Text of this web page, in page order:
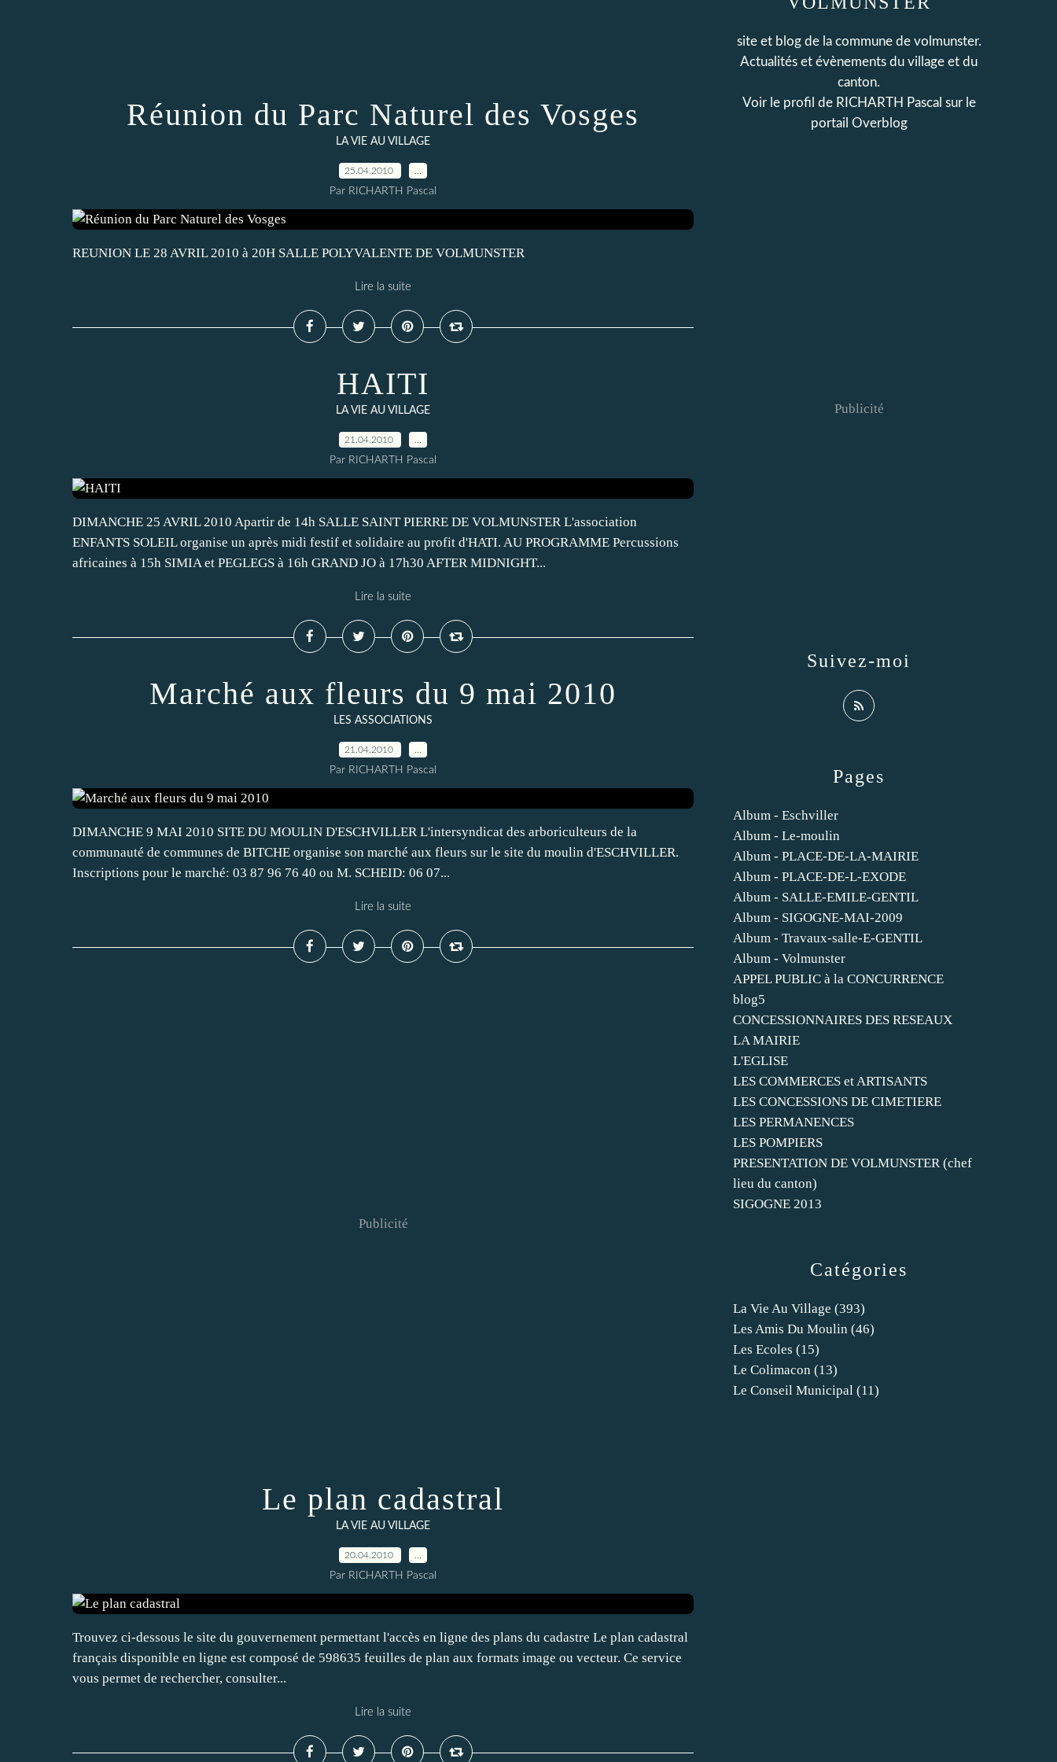
Réunion du Parc Naturel des Vosges
LA VIE AU VILLAGE
25.04.2010
Par RICHARTH Pascal
REUNION LE 28 AVRIL 2010 à 20H SALLE POLYVALENTE DE VOLMUNSTER
Lire la suite
HAITI
LA VIE AU VILLAGE
21.04.2010
Par RICHARTH Pascal
DIMANCHE 25 AVRIL 2010 Apartir de 14h SALLE SAINT PIERRE DE VOLMUNSTER L'association
ENFANTS SOLEIL organise un après midi festif et solidaire au profit d'HATI. AU PROGRAMME Percussions
africaines à 15h SIMIA et PEGLEGS à 16h GRAND JO à 17h30 AFTER MIDNIGHT...
Lire la suite
Marché aux fleurs du 9 mai 2010
LES ASSOCIATIONS
21.04.2010
Par RICHARTH Pascal
DIMANCHE 9 MAI 2010 SITE DU MOULIN D'ESCHVILLER L'intersyndicat des arboriculteurs de la
communauté de communes de BITCHE organise son marché aux fleurs sur le site du moulin d'ESCHVILLER.
Inscriptions pour le marché: 03 87 96 76 40 ou M. SCHEID: 06 07...
Lire la suite
Publicité
Le plan cadastral
LA VIE AU VILLAGE
20.04.2010
Par RICHARTH Pascal
Trouvez ci-dessous le site du gouvernement permettant l'accès en ligne des plans du cadastre Le plan cadastral
français disponible en ligne est composé de 598635 feuilles de plan aux formats image ou vecteur. Ce service
vous permet de rechercher, consulter...
Lire la suite
Catégories
La Vie Au Village (393)
Les Amis Du Moulin (46)
Les Ecoles (15)
Le Colimacon (13)
Le Conseil Municipal (11)
Pages
Album - Eschviller
Album - Le-moulin
Album - PLACE-DE-LA-MAIRIE
Album - PLACE-DE-L-EXODE
Album - SALLE-EMILE-GENTIL
Album - SIGOGNE-MAI-2009
Album - Travaux-salle-E-GENTIL
Album - Volmunster
APPEL PUBLIC à la CONCURRENCE
blog5
CONCESSIONNAIRES DES RESEAUX
LA MAIRIE
L'EGLISE
LES COMMERCES et ARTISANTS
LES CONCESSIONS DE CIMETIERE
LES PERMANENCES
LES POMPIERS
PRESENTATION DE VOLMUNSTER (chef
lieu du canton)
SIGOGNE 2013
site et blog de la commune de volmunster.
Actualités et évènements du village et du
canton.
Voir le profil de RICHARTH Pascal sur le
portail Overblog
Suivez-moi
Publicité